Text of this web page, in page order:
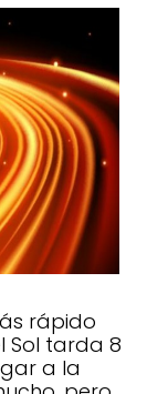
rápido
Sol tarda 8
a la